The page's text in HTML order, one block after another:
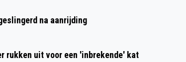
na aanrijding
rukken uit voor een 'inbrekende' kat